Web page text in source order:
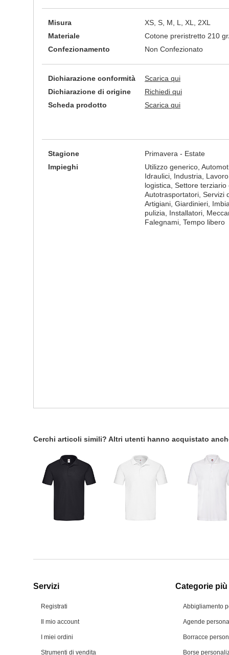
Misura
XS, S, M, L, XL, 2XL
Materiale
Cotone preristretto 210
Confezionamento
Non Confezionato
Dichiarazione conformità
Scarica qui
Dichiarazione di origine
Richiedi qui
Scheda prodotto
Scarica qui
Stagione
Primavera - Estate
Impieghi
Utilizzo generico,
Idraulici, Industria,
logistica, Settore terziario
Autotrasportatori, Servizi
Artigiani, Giardinieri,
pulizia, Installatori,
Falegnami, Tempo libero
Cerchi articoli simili? Altri utenti hanno acquistato
Servizi
Registrati
Il mio account
I miei ordini
Strumenti di vendita
Categorie
Abbigliamento
Agende
Borracce
Borse